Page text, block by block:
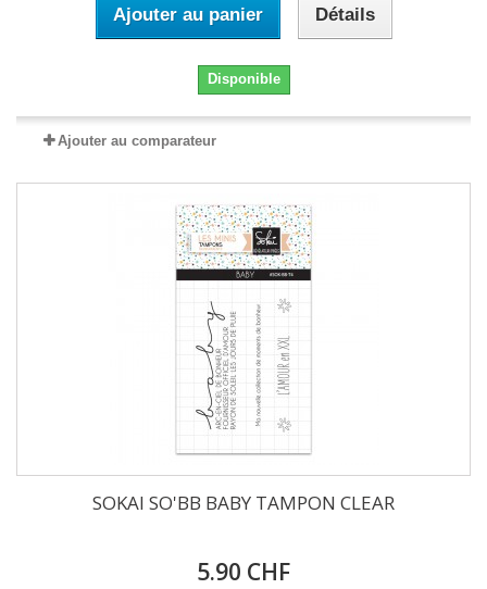
Ajouter au panier Détails
Disponible
Ajouter au comparateur
SOKAI SO'BB BABY TAMPON CLEAR
5.90 CHF